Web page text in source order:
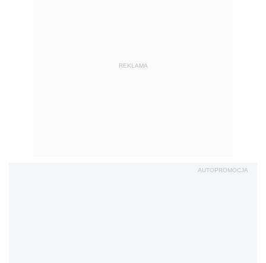
REKLAMA
AUTOPROMOCJA